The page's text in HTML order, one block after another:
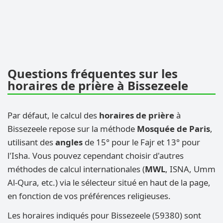
Questions fréquentes sur les
horaires de prière à Bissezeele
Par défaut, le calcul des horaires de prièreà
Bissezeele repose sur la méthode Mosquée de Paris,
utilisant desangles de 15° pour le Fajr et 13° pour
l'Isha. Vous pouvez cependant choisir d'autres
méthodes de calcul internationales (MWL, ISNA, Umm
Al-Qura, etc.) via le sélecteur situé en haut de la page,
en fonction de vos préférences religieuses.
Les horaires indiqués pour Bissezeele (59380) sont